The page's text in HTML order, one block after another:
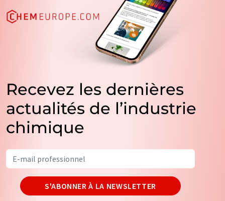
Recevez les dernières
actualités de l’industrie
chimique
S'ABONNER À LA NEWSLETTER